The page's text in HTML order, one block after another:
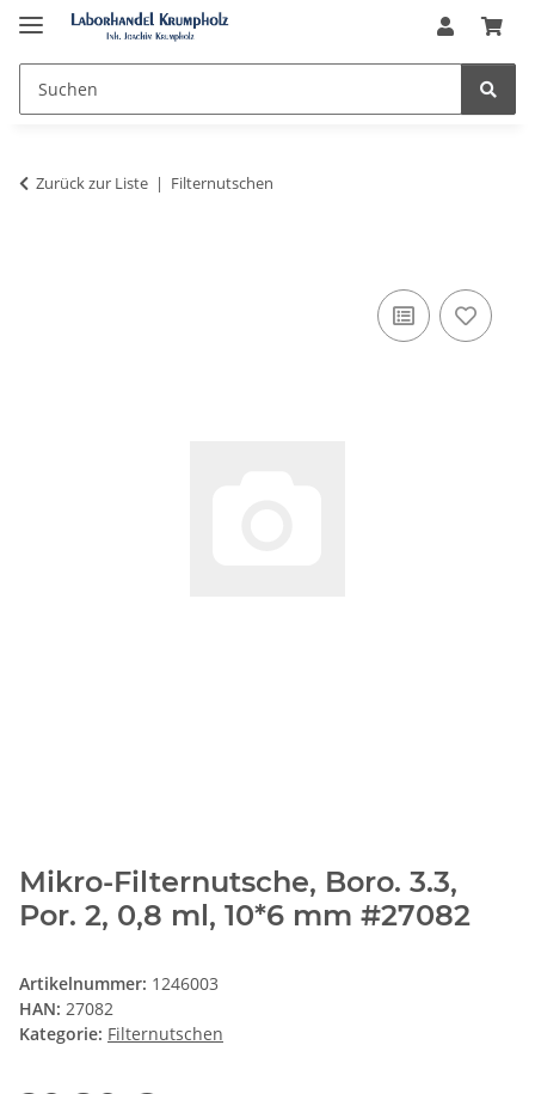
Zurück zur Liste Filternutschen
Mikro-Filternutsche, Boro. 3.3,
Por. 2, 0,8 ml, 10*6 mm #27082
Artikelnummer: 1246003
HAN: 27082
Kategorie: Filternutschen